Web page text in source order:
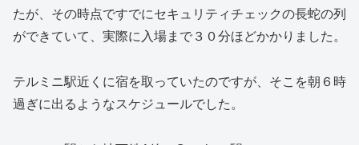
たが、その時点ですでにセキュリティチェックの長蛇の列
ができていて、実際に入場まで３０分ほどかかりました。
テルミニ駅近くに宿を取っていたのですが、そこを朝６時
過ぎに出るようなスケジュールでした。